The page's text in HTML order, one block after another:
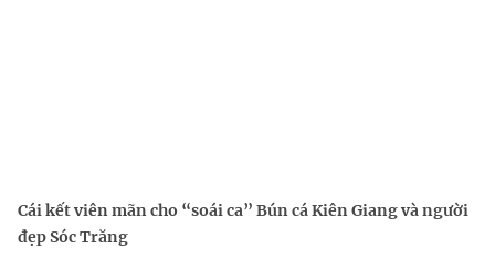
Cái kết viên mãn cho “soái ca” Bún cá Kiên Giang và người
đẹp Sóc Trăng